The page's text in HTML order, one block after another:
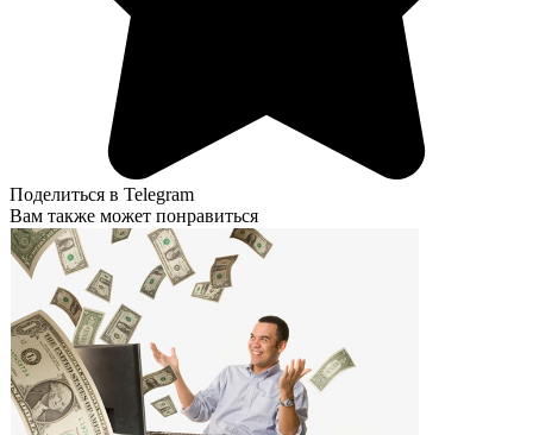
Поделиться в Telegram
Вам также может понравиться